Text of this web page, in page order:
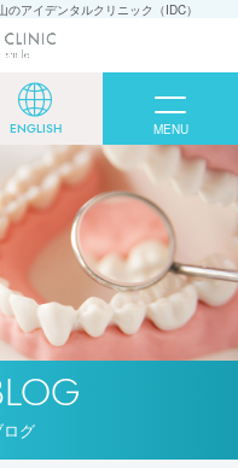
アイデンタルクリニック（IDC）
ENGLISH MENU
グ